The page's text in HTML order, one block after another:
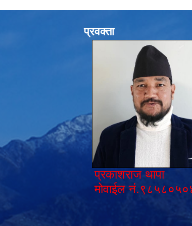
प्रवक्ता
प्रकाशराज थापा
मोवाईल